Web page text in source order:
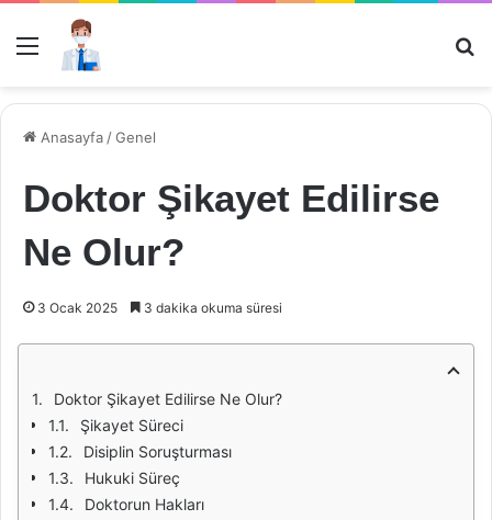
Menü
Anasayfa /Genel
Doktor Şikayet Edilirse
Ne Olur?
3 Ocak 2025 3 dakika okuma süresi
Doktor Şikayet Edilirse Ne Olur?
Şikayet Süreci
Disiplin Soruşturması
Hukuki Süreç
Doktorun Hakları